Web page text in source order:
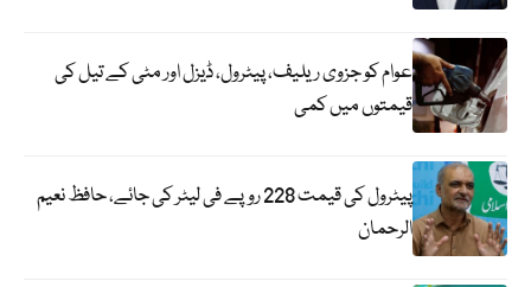
عوام کو جزوی ریلیف، پیٹرول، ڈیزل اور مٹی کے تیل کی
قیمتوں میں کمی
پیٹرول کی قیمت 228 روپے فی لیٹر کی جائے، حافظ نعیم
الرحمان